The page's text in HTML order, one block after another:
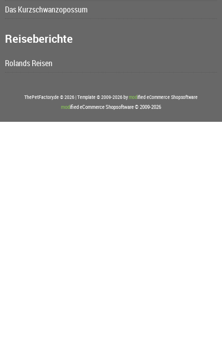
Das Kurzschwanzopossum
Reiseberichte
Rolands Reisen
ThePetFactory.de © 2026 | Template © 2009-2026 bymodified eCommerce Shopsoftware
modified eCommerce Shopsoftware © 2009-2026